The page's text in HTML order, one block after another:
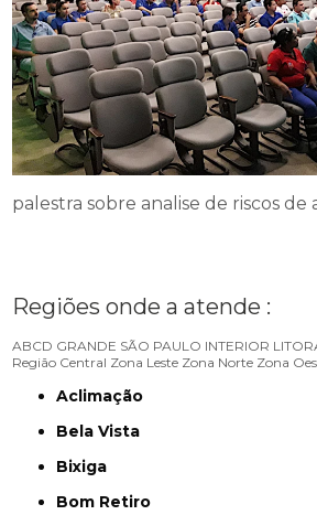
palestra sobre analise de riscos
Regiões onde a atende :
ABCD GRANDE SÃO PAULO INTERIOR
Região Central Zona Leste Zona Norte Zona
Aclimação
Bela Vista
Bixiga
Bom Retiro